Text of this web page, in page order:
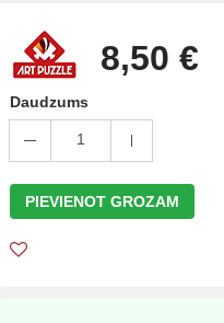
8,50 €
Daudzums
1
PIEVIENOT GROZAM